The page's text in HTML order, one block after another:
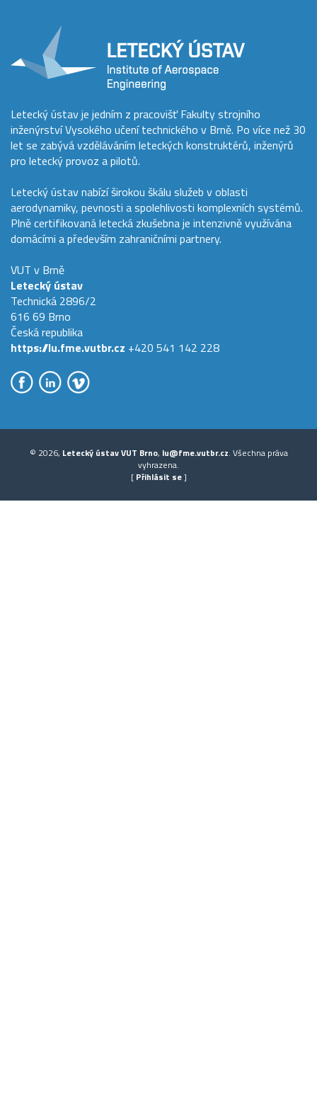
Letecký ústav je jedním z pracovišť Fakulty strojního
inženýrství Vysokého učení technického v Brně. Po více než 30
let se zabývá vzděláváním leteckých konstruktérů, inženýrů
pro letecký provoz a pilotů.
Letecký ústav nabízí širokou škálu služeb v oblasti
aerodynamiky, pevnosti a spolehlivosti komplexních systémů.
Plně certifikovaná letecká zkušebna je intenzivně využívána
domácími a především zahraničními partnery.
VUT v Brně
Letecký ústav
Technická 2896/2
616 69 Brno
Česká republika
https://lu.fme.vutbr.cz +420 541 142 228
© 2026, Letecký ústav VUT Brno, lu@fme.vutbr.cz. Všechna práva
vyhrazena.
[ Přihlásit se]